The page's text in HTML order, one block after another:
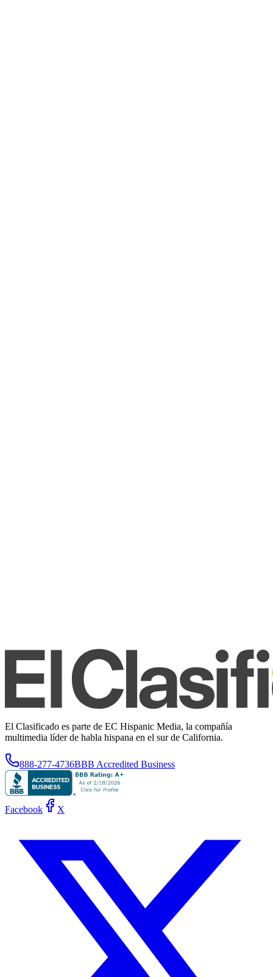
El Clasificado es parte de EC Hispanic Media, la compañía
multimedia líder de habla hispana en el sur de California.
888-277-4736BBB Accredited Business
Facebook X